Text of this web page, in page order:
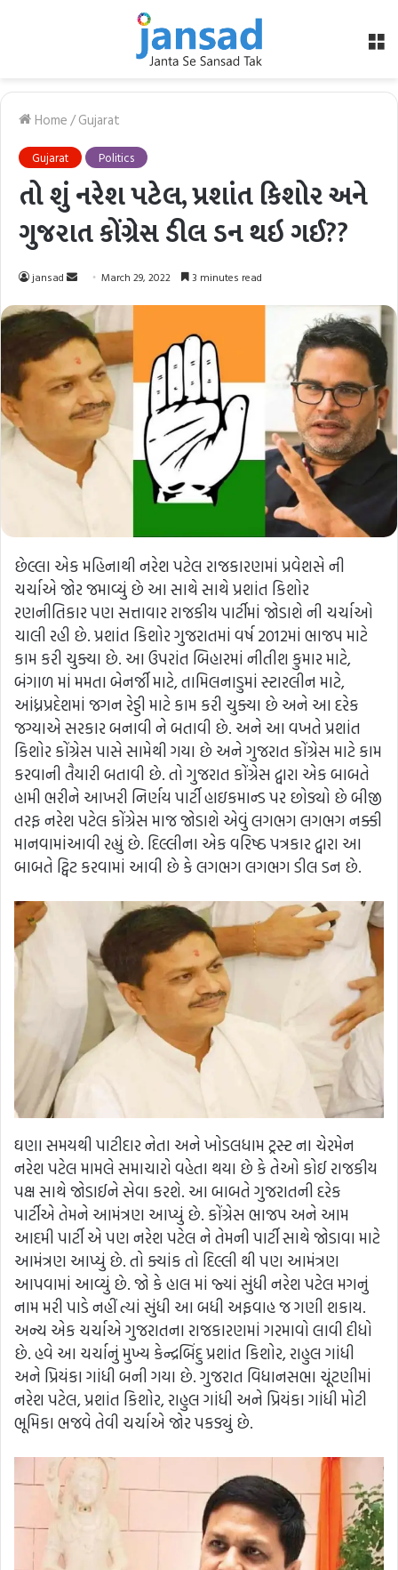
Home/Gujarat
Gujarat Politics
તો શું નરેશ પટેલ, પ્રશાંત કિશોર અને
ગુજરાત કોંગ્રેસ ડીલ ડન થઇ ગઈ??
jansad
Send
email
March 29, 2022 3 minutes read
છેલ્લા એક મહિનાથી નરેશ પટેલ રાજકારણમાં પ્રવેશસે ની
ચર્ચાએ જોર જમાવ્યું છે આ સાથે સાથે પ્રશાંત કિશોર
રણનીતિકાર પણ સત્તાવાર રાજકીય પાર્ટીમાં જોડાશે ની ચર્ચાઓ
ચાલી રહી છે. પ્રશાંત કિશોર ગુજરાતમાં વર્ષ 2012માં ભાજપ માટે
કામ કરી ચુક્યા છે. આ ઉપરાંત બિહારમાં નીતીશ કુમાર માટે,
બંગાળ માં મમતા બેનર્જી માટે, તામિલનાડુમાં સ્ટારલીન માટે,
આંધ્રપ્રદેશમાં જગન રેડ્ડી માટે કામ કરી ચુક્યા છે અને આ દરેક
જગ્યાએ સરકાર બનાવી ને બતાવી છે. અને આ વખતે પ્રશાંત
કિશોર કોંગ્રેસ પાસે સામેથી ગયા છે અને ગુજરાત કોંગ્રેસ માટે કામ
કરવાની તૈયારી બતાવી છે. તો ગુજરાત કોંગ્રેસ દ્વારા એક બાબતે
હામી ભરીને આખરી નિર્ણય પાર્ટી હાઇકમાન્ડ પર છોડ્યો છે બીજી
તરફ નરેશ પટેલ કોંગ્રેસ માજ જોડાશે એવું લગભગ લગભગ નક્કી
માનવામાંઆવી રહ્યું છે. દિલ્લીના એક વરિષ્ઠ પત્રકાર દ્વારા આ
બાબતે ટ્વિટ કરવામાં આવી છે કે લગભગ લગભગ ડીલ ડન છે.
ઘણા સમયથી પાટીદાર નેતા અને ખોડલધામ ટ્રસ્ટ ના ચેરમેન
નરેશ પટેલ મામલે સમાચારો વહેતા થયા છે કે તેઓ કોઈ રાજકીય
પક્ષ સાથે જોડાઈને સેવા કરશે. આ બાબતે ગુજરાતની દરેક
પાર્ટીએ તેમને આમંત્રણ આપ્યું છે. કોંગ્રેસ ભાજપ અને આમ
આદમી પાર્ટી એ પણ નરેશ પટેલ ને તેમની પાર્ટી સાથે જોડાવા માટે
આમંત્રણ આપ્યું છે. તો ક્યાંક તો દિલ્લી થી પણ આમંત્રણ
આપવામાં આવ્યું છે. જો કે હાલ માં જ્યાં સુંધી નરેશ પટેલ મગનું
નામ મરી પાડે નહીં ત્યાં સુંધી આ બધી અફવાહ જ ગણી શકાય.
અન્ય એક ચર્ચાએ ગુજરાતના રાજકારણમાં ગરમાવો લાવી દીધો
છે. હવે આ ચર્ચાનું મુખ્ય કેન્દ્રબિંદુ પ્રશાંત કિશોર, રાહુલ ગાંધી
અને પ્રિયંકા ગાંધી બની ગયા છે. ગુજરાત વિધાનસભા ચૂંટણીમાં
નરેશ પટેલ, પ્રશાંત કિશોર, રાહુલ ગાંધી અને પ્રિયંકા ગાંધી મોટી
ભૂમિકા ભજવે તેવી ચર્ચાએ જોર પકડ્યું છે.